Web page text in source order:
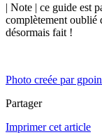
| Note | ce guide est
complètement oublié
désormais fait !
Photo creée par
Partager
Imprimer cet article